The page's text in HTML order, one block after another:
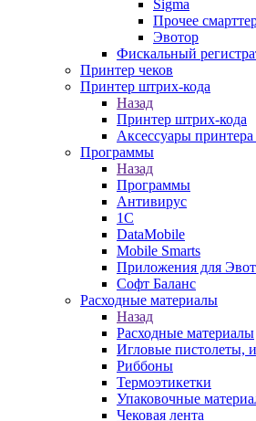
Sigma
Прочее
Эвотор
Фискальный
Принтер чеков
Принтер штрих-кода
Назад
Принтер штрих-кода
Аксессуары
Программы
Назад
Программы
Антивирус
1С
DataMobile
Mobile Smarts
Приложения для
Софт Баланс
Расходные материалы
Назад
Расходные материалы
Игловые пистолеты,
Риббоны
Термоэтикетки
Упаковочные
Чековая лента